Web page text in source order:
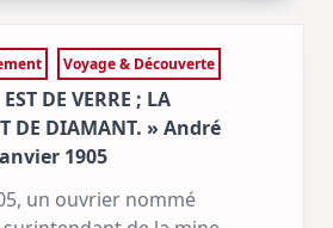
Voyage & Découverte
DE VERRE ; LA
DE DIAMANT. » André
1905
un ouvrier nommé